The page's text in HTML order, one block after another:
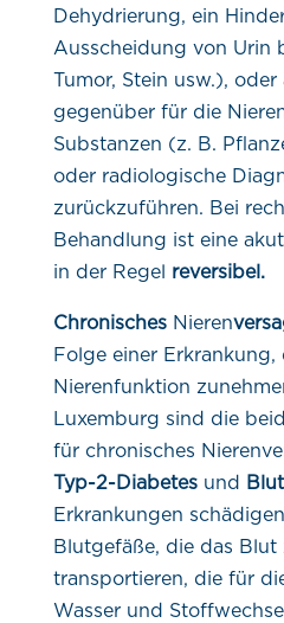
Dehydrierung, ein
Ausscheidung von Urin
Tumor, Stein usw.),
gegenüber für die
Substanzen (z. B.
oder radiologische
zurückzuführen. Bei
Behandlung ist eine
in der Regel reversibel.
ChronischesNieren
Folge einer Erkrankung,
Nierenfunktion
Luxemburg sind die
für chronisches
Typ-2-Diabetesund
Erkrankungen
Blutgefäße, die das Blut
transportieren, die für
Wasser und